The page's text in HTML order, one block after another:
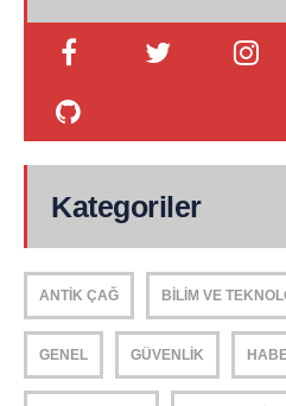
Kategoriler
ANTIK ÇAĞ BILIM VE
GENEL GÜVENLIK